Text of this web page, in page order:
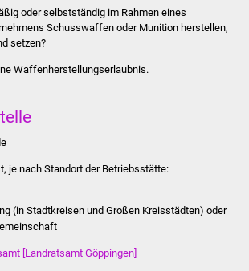
Kontakt
Veröffentlichungen
Stadtinfo
Jubiläumsjahr 2021
oder selbstständig im Rahmen eines
Schusswaffen oder Munition herstellen,
setzen?
Waffenherstellungserlaubnis.
je nach Standort der Betriebsstätte:
(in Stadtkreisen und Großen Kreisstädten) oder
[Landratsamt Göppingen]